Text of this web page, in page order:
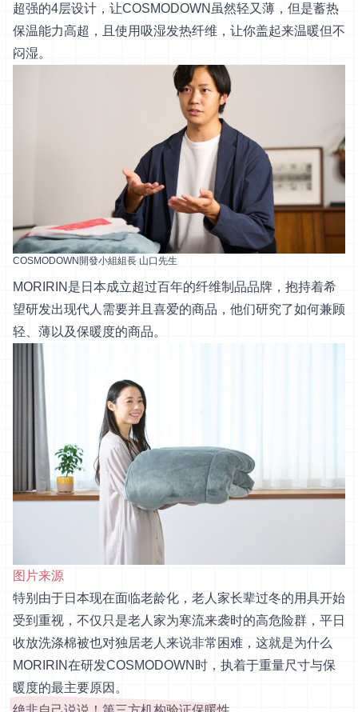
超强的4层设计，让COSMODOWN虽然轻又薄，但是蓄热
保温能力高超，且使用吸湿发热纤维，让你盖起来温暖但不
闷湿。
COSMODOWN開發小組組長 山口先生
MORIRIN是日本成立超过百年的纤维制品品牌，抱持着希
望研发出现代人需要并且喜爱的商品，他们研究了如何兼顾
轻、薄以及保暖度的商品。
图片来源
特别由于日本现在面临老龄化，老人家长辈过冬的用具开始
受到重视，不仅只是老人家为寒流来袭时的高危险群，平日
收放洗涤棉被也对独居老人来说非常困难，这就是为什么
MORIRIN在研发COSMODOWN时，执着于重量尺寸与保
暖度的最主要原因。